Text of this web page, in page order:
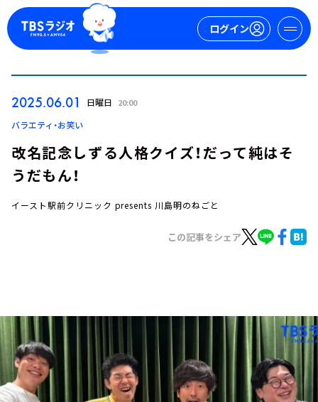
ログイン
ログイン
お知らせ
イベント・グッズ
YouTube
会社情報
2025.06.01 日曜日 20:00
バラエティ・お笑い
改名記念しずる人格クイズ！だって純はそ
うだもん！
イースト駅前クリニック presents 川島明のねごと
この記事をシェア